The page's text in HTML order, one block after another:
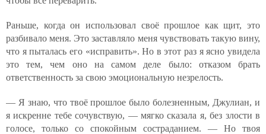
Раньше, когда он использовал своё прошлое как щит, это
разбивало меня. Это заставляло меня чувствовать такую вину,
что я пыталась его «исправить». Но в этот раз я ясно увидела
это тем, чем оно на самом деле было: отказом брать
ответственность за свою эмоциональную незрелость.
— Я знаю, что твоё прошлое было болезненным, Джулиан, и
я искренне тебе сочувствую, — мягко сказала я, без злости в
голосе, только со спокойным состраданием. — Но твоя